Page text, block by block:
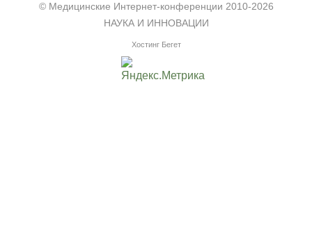
© Медицинские Интернет-конференции 2010-2026
НАУКА И ИННОВАЦИИ
Хостинг Бегет